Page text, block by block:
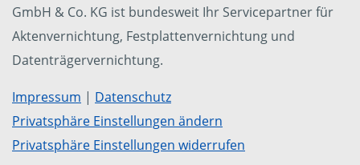
GmbH & Co. KG ist bundesweit Ihr Servicepartner für
Aktenvernichtung, Festplattenvernichtung und
Datenträgervernichtung.
Impressum | Datenschutz
Privatsphäre Einstellungen ändern
Privatsphäre Einstellungen widerrufen